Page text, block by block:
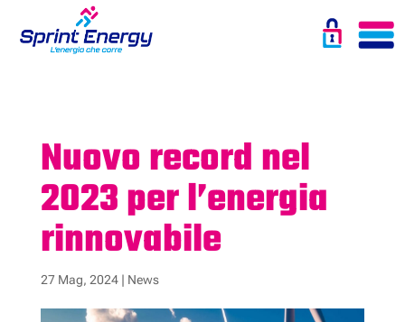
Nuovo record nel
2023 per l’energia
rinnovabile
27 Mag, 2024| News